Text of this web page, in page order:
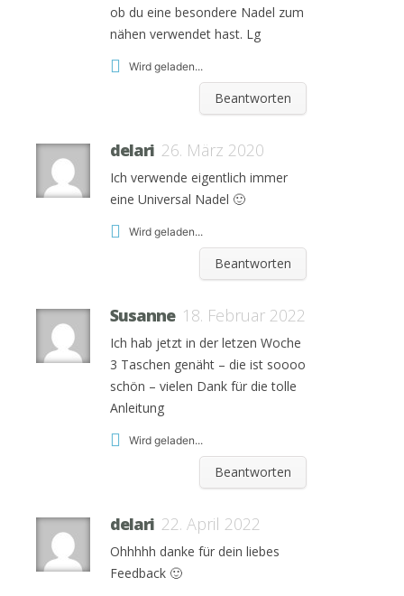
ob du eine besondere Nadel zum
nähen verwendet hast. Lg
Wird geladen...
Beantworten
delari 26. März 2020
Ich verwende eigentlich immer
eine Universal Nadel 🙂
Wird geladen...
Beantworten
Susanne 18. Februar 2022
Ich hab jetzt in der letzen Woche
3 Taschen genäht – die ist soooo
schön – vielen Dank für die tolle
Anleitung
Wird geladen...
Beantworten
delari 22. April 2022
Ohhhhh danke für dein liebes
Feedback 🙂